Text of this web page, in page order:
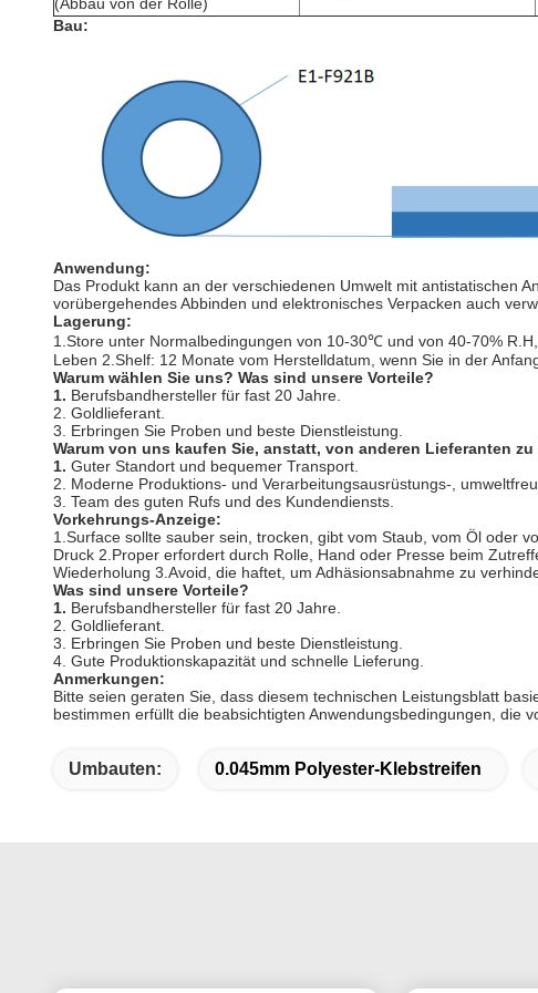
Bau:
Anwendung:
Das Produkt kann an der verschiedenen Umwelt mit antistatischen
vorübergehendes Abbinden und elektronisches Verpacken auch
Lagerung:
1.Store unter Normalbedingungen von 10-30℃ und von 40-70%
Leben 2.Shelf: 12 Monate vom Herstelldatum, wenn Sie in der
Warum wählen Sie uns? Was sind unsere Vorteile?
1. Berufsbandhersteller für fast 20 Jahre.
2. Goldlieferant.
3. Erbringen Sie Proben und beste Dienstleistung.
Warum von uns kaufen Sie, anstatt, von anderen Lieferanten zu
1. Guter Standort und bequemer Transport.
2. Moderne Produktions- und Verarbeitungsausrüstungs-,
3. Team des guten Rufs und des Kundendiensts.
Vorkehrungs-Anzeige:
1.Surface sollte sauber sein, trocken, gibt vom Staub, vom Öl oder
Druck 2.Proper erfordert durch Rolle, Hand oder Presse beim
Wiederholung 3.Avoid, die haftet, um Adhäsionsabnahme zu
Was sind unsere Vorteile?
1. Berufsbandhersteller für fast 20 Jahre.
2. Goldlieferant.
3. Erbringen Sie Proben und beste Dienstleistung.
4. Gute Produktionskapazität und schnelle Lieferung.
Anmerkungen:
Bitte seien geraten Sie, dass diesem technischen Leistungsblatt
bestimmen erfüllt die beabsichtigten Anwendungsbedingungen, die
Umbauten: 0.045mm Polyester-Klebstreifen